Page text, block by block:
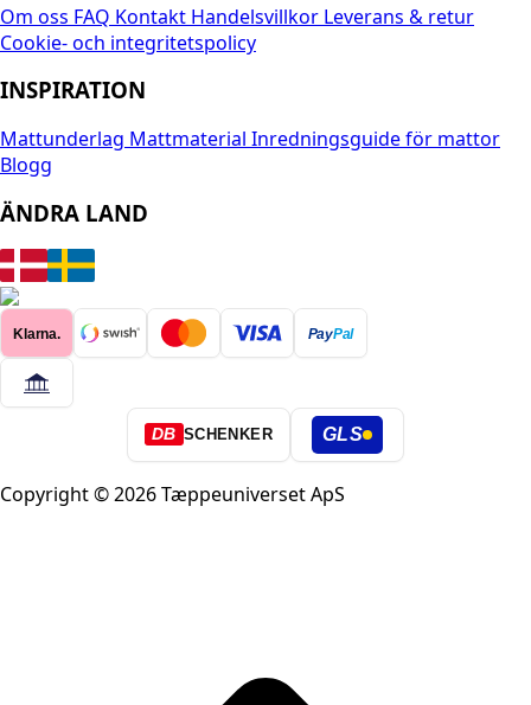
Om oss FAQ Kontakt Handelsvillkor Leverans & retur
Cookie- och integritetspolicy
INSPIRATION
Mattunderlag Mattmaterial Inredningsguide för mattor
Blogg
ÄNDRA LAND
Klarna. PayPal
DB SCHENKER GLS
Copyright © 2026 Tæppeuniverset ApS